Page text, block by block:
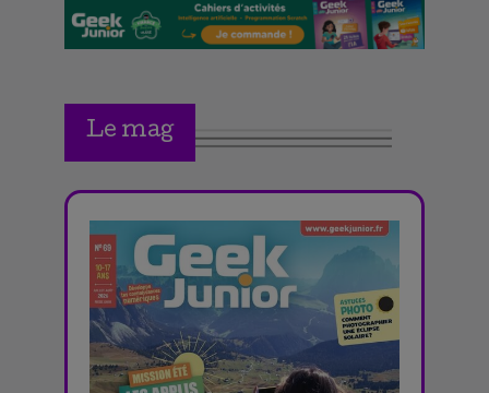
Le mag